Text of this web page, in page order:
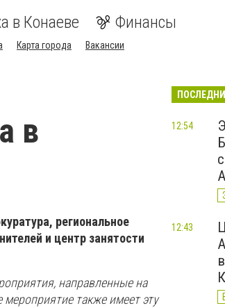
в Конаеве Финансы
Карта города Вакансии
в
региональное
и центр занятости
направленные на
также имеет эту
12:54
12:43